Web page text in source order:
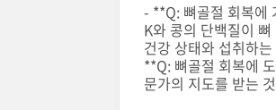
- **Q: 뼈골절 회복에
K와 콩의 단백질이
건강 상태와 섭취하
**Q: 뼈골절 회복에
문가의 지도를 받는